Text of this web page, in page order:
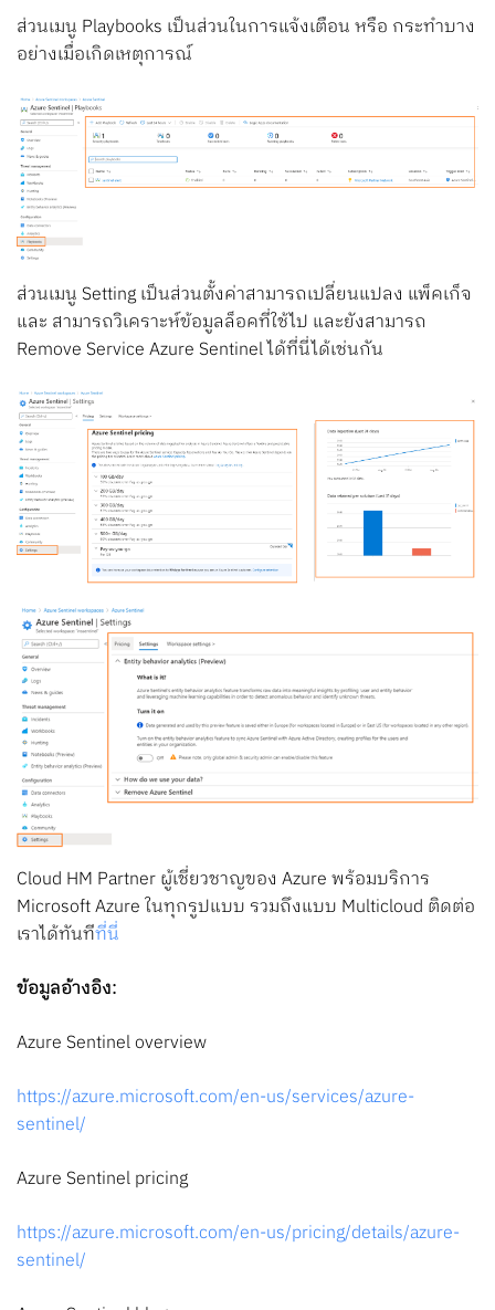
ส่วนเมนู Playbooks เป็นส่วนในการแจ้งเตือน หรือ กระทำบาง
อย่างเมื่อเกิดเหตุการณ์
ส่วนเมนู Setting เป็นส่วนตั้งค่าสามารถเปลี่ยนแปลง แพ็คเก็จ
และ สามารถวิเคราะห์ข้อมูลล็อคที่ใช้ไป และยังสามารถ
Remove Service Azure Sentinel ได้ที่นี่ได้เช่นกัน
Cloud HM Partner ผู้เชี่ยวชาญของ Azure พร้อมบริการ
Microsoft Azure ในทุกรูปแบบ รวมถึงแบบ Multicloud ติดต่อ
เราได้ทันทีที่นี่
ข้อมูลอ้างอิง:
Azure Sentinel overview
https://azure.microsoft.com/en-us/services/azure-
sentinel/
Azure Sentinel pricing
https://azure.microsoft.com/en-us/pricing/details/azure-
sentinel/